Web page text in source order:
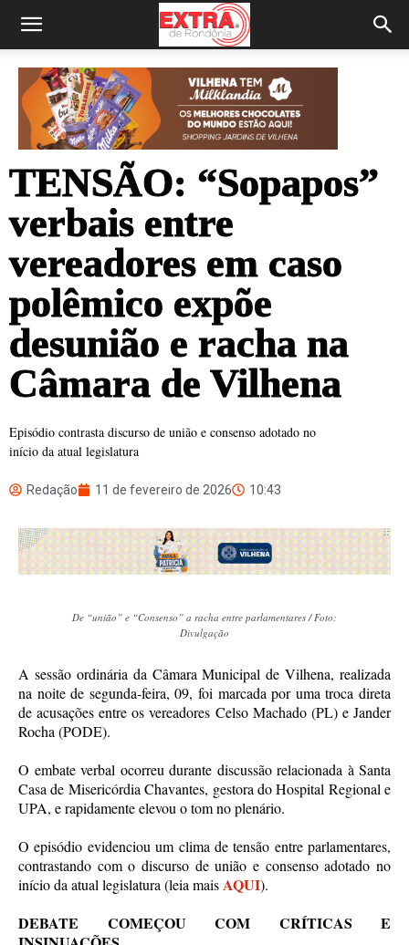
TENSÃO: “Sopapos”
verbais entre
vereadores em caso
polêmico expõe
desunião e racha na
Câmara de Vilhena
Episódio contrasta discurso de união e consenso adotado no
início da atual legislatura
Redação 11 de fevereiro de 2026 10:43
De “união” e “Consenso” a racha entre parlamentares / Foto:
Divulgação
A sessão ordinária da Câmara Municipal de Vilhena, realizada
na noite de segunda-feira, 09, foi marcada por uma troca direta
de acusações entre os vereadores Celso Machado (PL) e Jander
Rocha (PODE).
O embate verbal ocorreu durante discussão relacionada à Santa
Casa de Misericórdia Chavantes, gestora do Hospital Regional e
UPA, e rapidamente elevou o tom no plenário.
O episódio evidenciou um clima de tensão entre parlamentares,
contrastando com o discurso de união e consenso adotado no
início da atual legislatura (leia maisAQUI).
DEBATE COMEÇOU COM CRÍTICAS E